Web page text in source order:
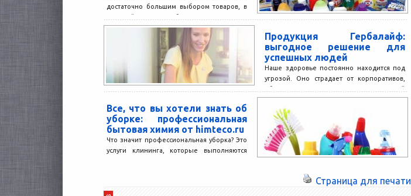
достаточно большим выбором товаров, в
который входит бытовая химия из
Германии и Польши, а также других...
Продукция Гербалайф:
выгодное решение для
успешных людей
Наше здоровье постоянно находится под
угрозой. Оно страдает от корпоративов,
обильного застолья, перекусов и плохой
экологии в мегаполисах. Постоянный
недосып,...
Все, что вы хотели знать об
уборке: профессиональная
бытовая химия от himteco.ru
Что значит профессиональная уборка? Это
услуги клининга, которые выполняются
Страница для печати